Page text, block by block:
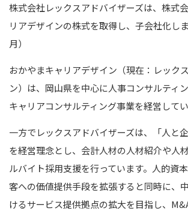
株式会社レックスアドバイザーズは、株式
リアデザインの株式を取得し、子会社化し
月）
おかやまキャリアデザイン（現在：レック
ン）は、岡山県を中心に人事コンサルティン
キャリアコンサルティング事業を経営してい
一方でレックスアドバイザーズは、「人と企
を経営理念とし、会計人材の人材紹介や人
ルバイト採用支援を行っています。 人的資
客への価値提供手段を拡張すると同時に、
けるサービス提供拠点の拡大を目指し、